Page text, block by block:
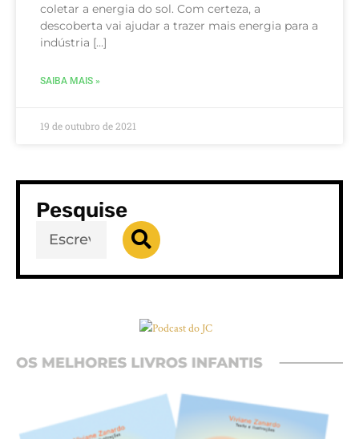
coletar a energia do sol. Com certeza, a
descoberta vai ajudar a trazer mais energia para a
indústria […]
SAIBA MAIS »
19 de outubro de 2021
Pesquise